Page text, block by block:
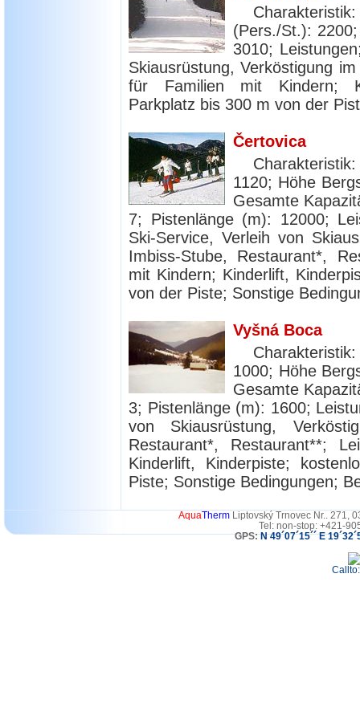
(Pers./St.):
3010;
Skiausrüstung, Verköstigung
für Familien mit Kindern;
Parkplatz bis 300 m von der
Čertovica
1120; Höhe
Gesamte
7; Pistenlänge (m): 12000;
Ski-Service, Verleih von
Imbiss-Stube, Restaurant*,
mit Kindern; Kinderlift,
von der Piste; Sonstige
Vyšná Boca
1000; Höhe
Gesamte
3; Pistenlänge (m): 1600;
von Skiausrüstung,
Restaurant*, Restaurant**;
Kinderlift, Kinderpiste;
Piste; Sonstige Bedingungen;
AquaThermLiptovský Trnovec Nr.. 271,
Tel: non-stop: +421-
GPS:N 49´07´15´´ E